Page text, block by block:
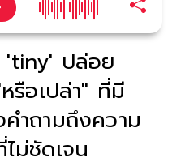
'tiny' ปล่อย
รือเปล่า" ที่มี
คำถามถึงความ
ม่ชัดเจน